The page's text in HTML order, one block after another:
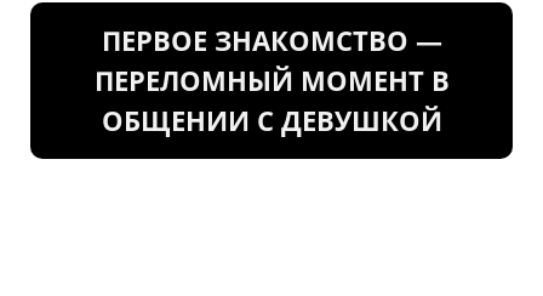
ПЕРВОЕ ЗНАКОМСТВО —
ПЕРЕЛОМНЫЙ МОМЕНТ В
ОБЩЕНИИ С ДЕВУШКОЙ